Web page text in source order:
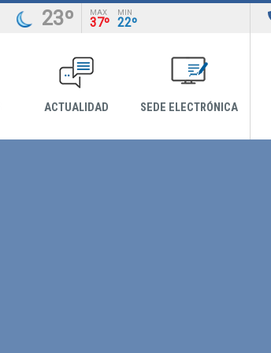
23º MAX
37º
MIN
22º
ACTUALIDAD SEDE ELECTRÓNICA